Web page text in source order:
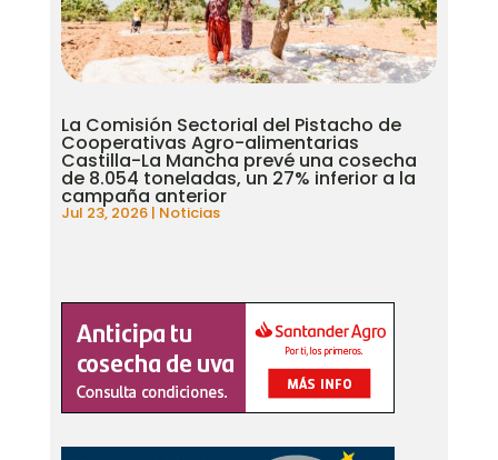
La Comisión Sectorial del Pistacho de
Cooperativas Agro-alimentarias
Castilla-La Mancha prevé una cosecha
de 8.054 toneladas, un 27% inferior a la
campaña anterior
Jul 23, 2026| Noticias